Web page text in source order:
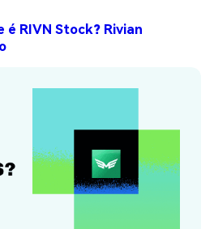
é RIVN Stock? Rivian